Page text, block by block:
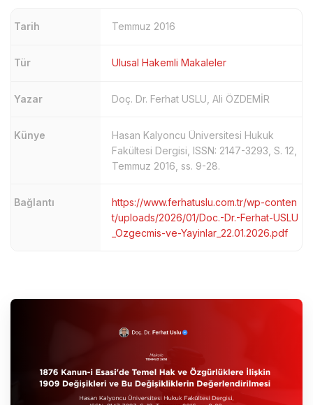
Tarih Temmuz 2016
Tür Ulusal Hakemli Makaleler
Yazar Doç. Dr. Ferhat USLU, Ali ÖZDEMİR
Künye
Hasan Kalyoncu Üniversitesi Hukuk
Fakültesi Dergisi, ISSN: 2147-3293, S. 12,
Temmuz 2016, ss. 9-28.
Bağlantı
https://www.ferhatuslu.com.tr/wp-conten
t/uploads/2026/01/Doc.-Dr.-Ferhat-USLU
_Ozgecmis-ve-Yayinlar_22.01.2026.pdf